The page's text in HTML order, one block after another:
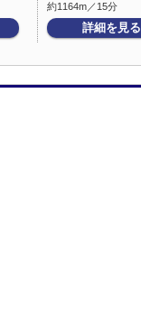
約1164m／15分
詳細を見る